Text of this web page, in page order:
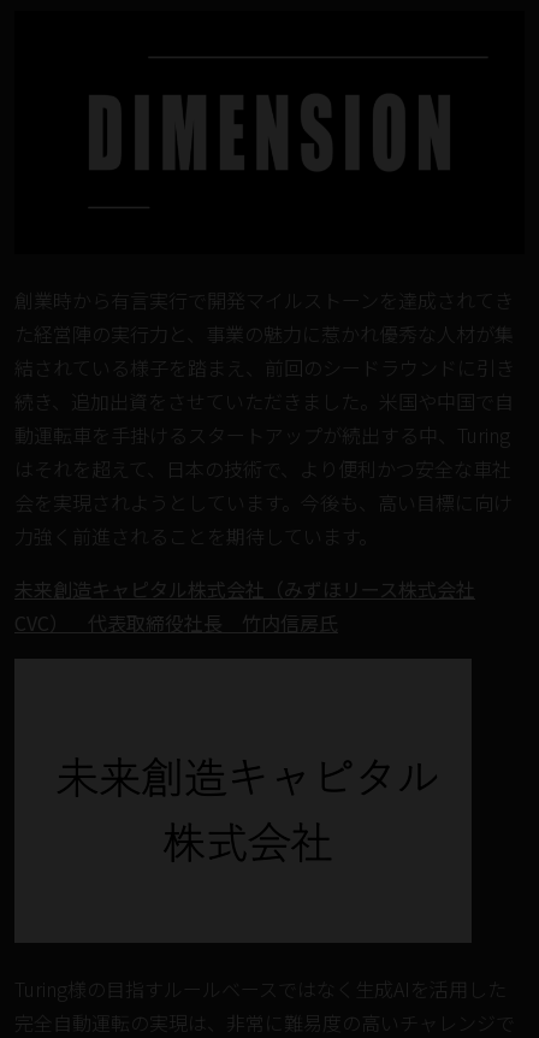
創業時から有言実行で開発マイルストーンを達成されてき
た経営陣の実行力と、事業の魅力に惹かれ優秀な人材が集
結されている様子を踏まえ、前回のシードラウンドに引き
続き、追加出資をさせていただきました。米国や中国で自
動運転車を手掛けるスタートアップが続出する中、Turing
はそれを超えて、日本の技術で、より便利かつ安全な車社
会を実現されようとしています。今後も、高い目標に向け
力強く前進されることを期待しています。
未来創造キャピタル株式会社（みずほリース株式会社
CVC） 代表取締役社長 竹内信房氏
Turing様の目指すルールベースではなく生成AIを活用した
完全自動運転の実現は、非常に難易度の高いチャレンジで